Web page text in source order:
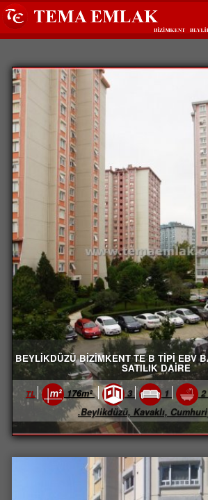
BEYLİKDÜZÜ BİZİMKENT TE B TİPİ EBV
SATILIK DAİRE
176m² 3 1 2
Beylikdüzü, Kavaklı,